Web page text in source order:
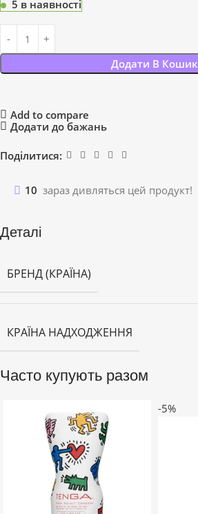
5 в наявності
Додати В Кошик
Add to compare
Додати до бажань
Поділитися:
10 зараз дивляться цей продукт!
Деталі
БРЕНД (КРАЇНА)
КРАЇНА НАДХОДЖЕННЯ
Часто купують разом
-5%